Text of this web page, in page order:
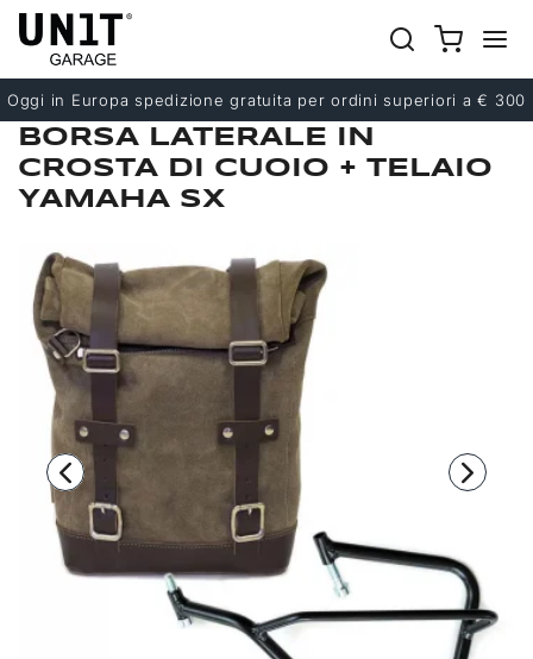
Oggi in Europa spedizione gratuita per ordini superiori a € 300
Precedente
Successivo
BORSA LATERALE IN
CROSTA DI CUOIO + TELAIO
YAMAHA SX